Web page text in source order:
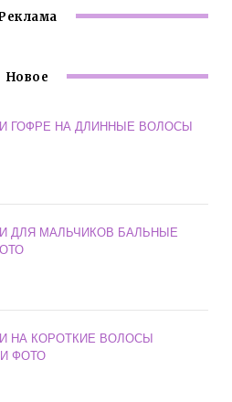
Новое
ГОФРЕ НА ДЛИННЫЕ ВОЛОСЫ
ДЛЯ МАЛЬЧИКОВ БАЛЬНЫЕ
НА КОРОТКИЕ ВОЛОСЫ
ФОТО